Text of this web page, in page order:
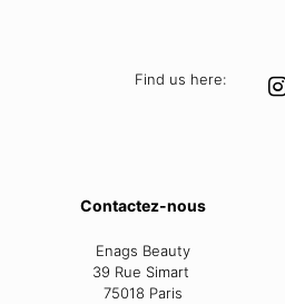
Find us here:
Contactez-nous
Enags Beauty
39 Rue Simart
75018 Paris